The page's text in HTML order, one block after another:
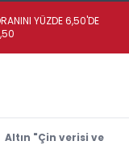
YÜZDE 6,50'DE
Altın "Çin verisi ve